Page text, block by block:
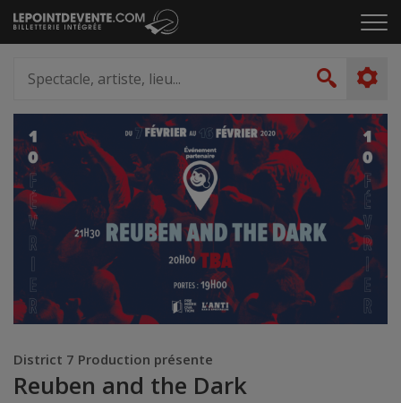
Passer
au
le
artiste,
lieu...
District 7 Production présente
Reuben and the Dark